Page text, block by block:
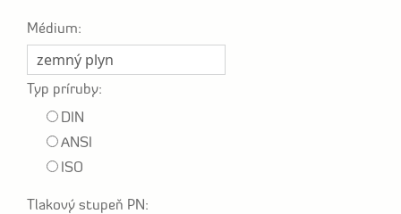
Médium:
Typ príruby:
DIN
ANSI
ISO
Tlakový stupeň PN: